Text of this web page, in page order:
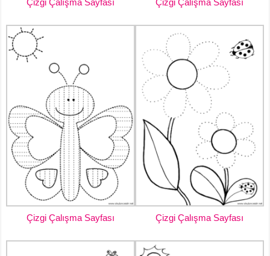
Çizgi Çalışma Sayfası Çizgi Çalışma Sayfası
Çizgi Çalışma Sayfası Çizgi Çalışma Sayfası